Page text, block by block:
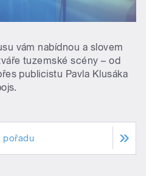
vám nabídnou a slovem
tuzemské scény – od
publicistu Pavla Klusáka
pořadu